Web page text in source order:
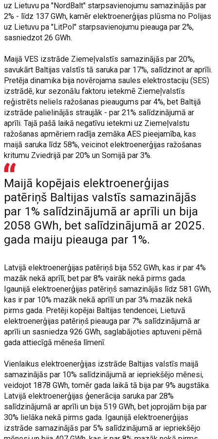
uz Lietuvu pa "NordBalt" starpsavienojumu samazinājās par
2% - līdz 137 GWh, kamēr elektroenerģijas plūsma no Polijas
uz Lietuvu pa "LitPol" starpsavienojumu pieauga par 2%,
sasniedzot 26 GWh.
Maijā VES izstrāde Ziemeļvalstīs samazinājās par 20%,
savukārt Baltijas valstīs tā saruka par 17%, salīdzinot ar aprīli.
Pretēja dinamika bija novērojama saules elektrostaciju (SES)
izstrādē, kur sezonālu faktoru ietekmē Ziemeļvalstīs
reģistrēts neliels ražošanas pieaugums par 4%, bet Baltijā
izstrāde palielinājās straujāk - par 21% salīdzinājumā ar
aprīli. Tajā pašā laikā negatīvu ietekmi uz Ziemeļvalstu
ražošanas apmēriem radīja zemāka AES pieejamība, kas
maijā saruka līdz 58%, veicinot elektroenerģijas ražošanas
kritumu Zviedrijā par 20% un Somijā par 3%.
Maijā kopējais elektroenerģijas
patēriņš Baltijas valstīs samazinājās
par 1% salīdzinājumā ar aprīli un bija
2058 GWh, bet salīdzinājumā ar 2025.
gada maiju pieauga par 1%.
Latvijā elektroenerģijas patēriņš bija 552 GWh, kas ir par 4%
mazāk nekā aprīlī, bet par 8% vairāk nekā pirms gada.
Igaunijā elektroenerģijas patēriņš samazinājās līdz 581 GWh,
kas ir par 10% mazāk nekā aprīlī un par 3% mazāk nekā
pirms gada. Pretēji kopējai Baltijas tendencei, Lietuvā
elektroenerģijas patēriņš pieauga par 7% salīdzinājumā ar
aprīli un sasniedza 926 GWh, saglabājoties aptuveni pērnā
gada attiecīgā mēneša līmenī.
Vienlaikus elektroenerģijas izstrāde Baltijas valstīs maijā
samazinājās par 10% salīdzinājumā ar iepriekšējo mēnesi,
veidojot 1878 GWh, tomēr gada laikā tā bija par 9% augstāka.
Latvijā elektroenerģijas ģenerācija saruka par 28%
salīdzinājumā ar aprīli un bija 519 GWh, bet joprojām bija par
30% lielāka nekā pirms gada. Igaunijā elektroenerģijas
izstrāde samazinājās par 5% salīdzinājumā ar iepriekšējo